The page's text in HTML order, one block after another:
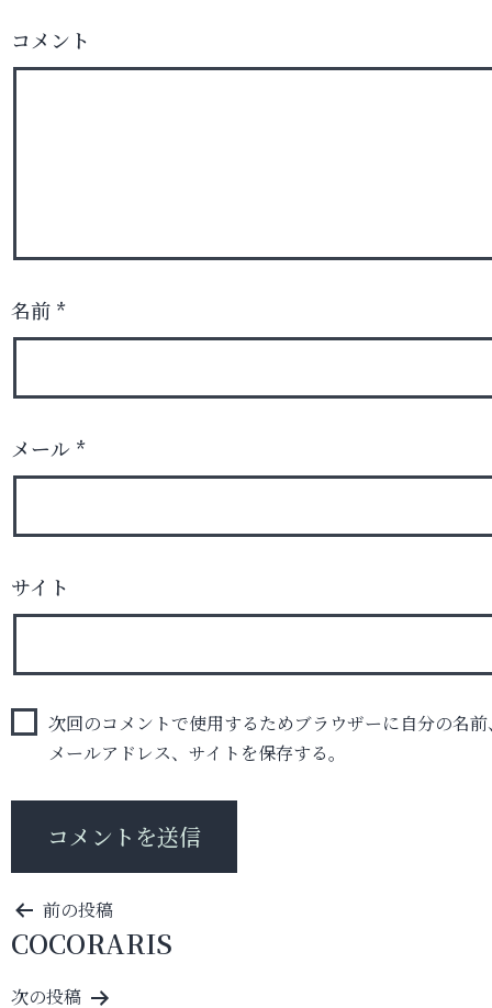
コメント
名前 *
メール *
サイト
次回のコメントで使用するためブラウザーに自分の名前
メールアドレス、サイトを保存する。
投
稿
ナ
前の投稿
COCORARIS
次の投稿